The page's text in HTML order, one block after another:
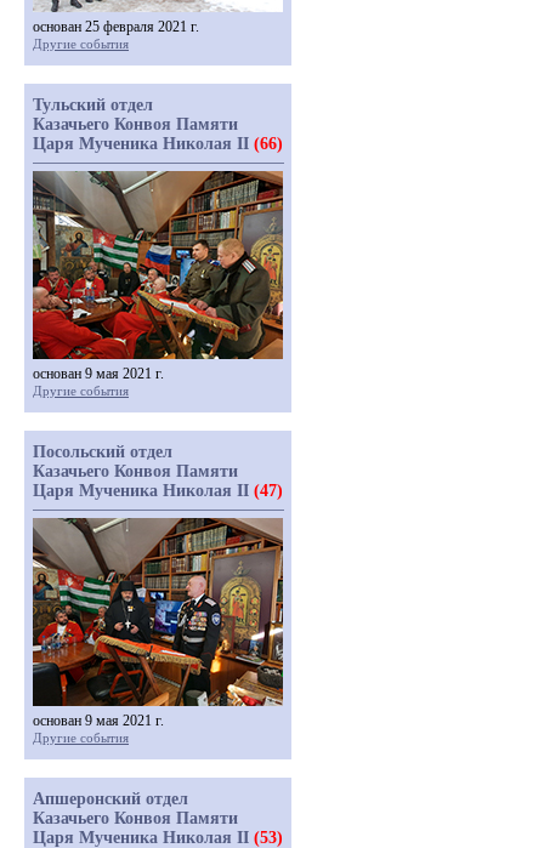
основан 25 февраля 2021 г.
Другие события
Тульский отдел
Казачьего Конвоя Памяти
Царя Мученика Николая II (66)
основан 9 мая 2021 г.
Другие события
Посольский отдел
Казачьего Конвоя Памяти
Царя Мученика Николая II (47)
основан 9 мая 2021 г.
Другие события
Апшеронский отдел
Казачьего Конвоя Памяти
Царя Мученика Николая II (53)